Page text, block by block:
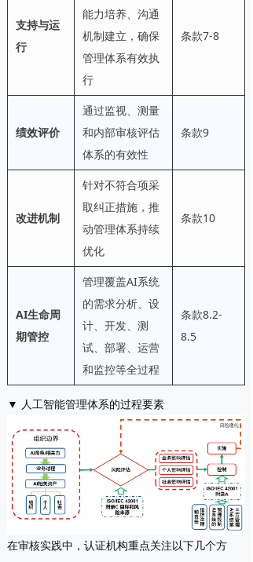
支持与运
行
能力培养、沟通
机制建立，确保
管理体系有效执
行
条款7-8
绩效评价
通过监视、测量
和内部审核评估
体系的有效性
条款9
改进机制
针对不符合项采
取纠正措施，推
动管理体系持续
优化
条款10
AI生命周
期管控
管理覆盖AI系统
的需求分析、设
计、开发、测
试、部署、运营
和监控等全过程
条款8.2-
8.5
▼ 人工智能管理体系的过程要素
在审核实践中，认证机构重点关注以下几个方